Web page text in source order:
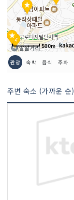
주관사 연락처
이용요금
500m
관광 숙박 음식 주차
주변 숙소 (가까운 순)